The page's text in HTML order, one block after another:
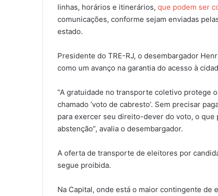
linhas, horários e itinerários, que podem ser
comunicações, conforme sejam enviadas
estado.
Presidente do TRE-RJ, o desembargador
como um avanço na garantia do acesso à
“A gratuidade no transporte coletivo protege
chamado ‘voto de cabresto’. Sem precisar
para exercer seu direito-dever do voto, o
abstenção”, avalia o desembargador.
A oferta de transporte de eleitores por
segue proibida.
Na Capital, onde está o maior contingente